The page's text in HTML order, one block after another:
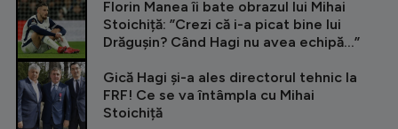
Florin Manea îi bate obrazul lui Mihai
Stoichiță: ”Crezi că i-a picat bine lui
Drăgușin? Când Hagi nu avea echipă...”
Gică Hagi și-a ales directorul tehnic la
FRF! Ce se va întâmpla cu Mihai
Stoichiță